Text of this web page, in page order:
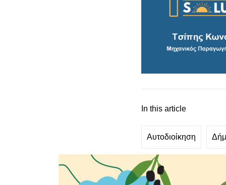
In this article
Αυτοδιοίκηση